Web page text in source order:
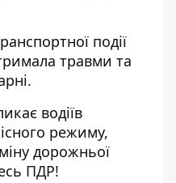
події
травми та
водіїв
режиму,
дорожньої
ПДР!